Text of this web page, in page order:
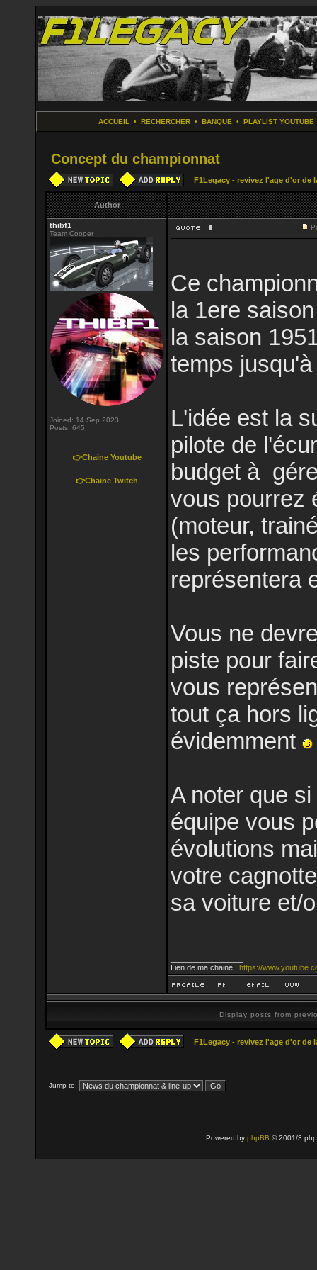
ACCUEIL • RECHERCHER• BANQUE • PLAYLIST YOUTUBE
Concept du championnat
F1Legacy - revivez l'age d'or de
Author
thibf1
Team Cooper
Joined: 14 Sep 2023
Posts: 645
👉Chaine Youtube
👉Chaine Twitch
Ce
la 1ere
la saison
temps
L'idée est la
pilote de
budget à
vous pourrez
(moteur,
les
représentera
Vous ne
piste pour
vous
tout ça hors
évidemment
A noter que
équipe vous
évolutions
votre
sa voiture et/
Lien de ma chaine : https://
Display posts from
F1Legacy - revivez l'age d'or de
Jump to:
Powered by phpBB © 2001/3